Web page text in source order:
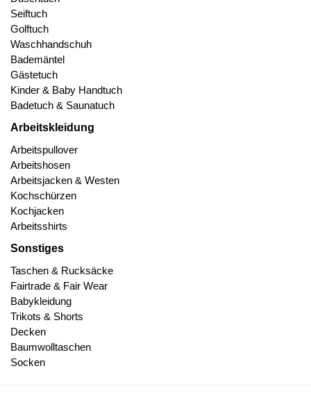
Seiftuch
Golftuch
Waschhandschuh
Bademäntel
Gästetuch
Kinder & Baby Handtuch
Badetuch & Saunatuch
Arbeitskleidung
Arbeitspullover
Arbeitshosen
Arbeitsjacken & Westen
Kochschürzen
Kochjacken
Arbeitsshirts
Sonstiges
Taschen & Rucksäcke
Fairtrade & Fair Wear
Babykleidung
Trikots & Shorts
Decken
Baumwolltaschen
Socken